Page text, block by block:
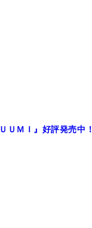
ＵＭＩ』好評発売中！